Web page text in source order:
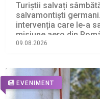
Turiștii salvați
salvamontiști
intervenția care le-a
misiune aero din
09.08.2026
EVENIMENT